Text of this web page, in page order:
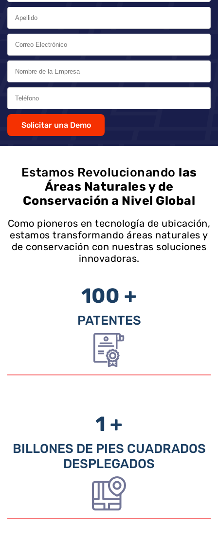
Solicitar una Demo
Estamos Revolucionando las
Áreas Naturales y de
Conservación a Nivel Global
Como pioneros en tecnología de ubicación,
estamos transformando áreas naturales y
de conservación con nuestras soluciones
innovadoras.
100 +
PATENTES
1 +
BILLONES DE PIES CUADRADOS
DESPLEGADOS